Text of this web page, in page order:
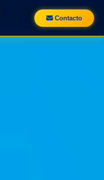
Contacto